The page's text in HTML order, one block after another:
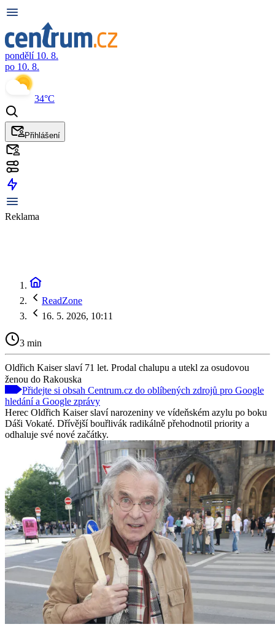
pondělí 10. 8.
po 10. 8.
34°C
Přihlášení
Reklama
ReadZone
16. 5. 2026, 10:11
3 min
Oldřich Kaiser slaví 71 let. Prodal chalupu a utekl za osudovou
ženou do Rakouska
Přidejte si obsah Centrum.cz do oblíbených zdrojů pro Google
hledání a Google zprávy
Herec Oldřich Kaiser slaví narozeniny ve vídeňském azylu po boku
Dáši Vokaté. Dřívější bouřlivák radikálně přehodnotil priority a
odhaluje své nové začátky.